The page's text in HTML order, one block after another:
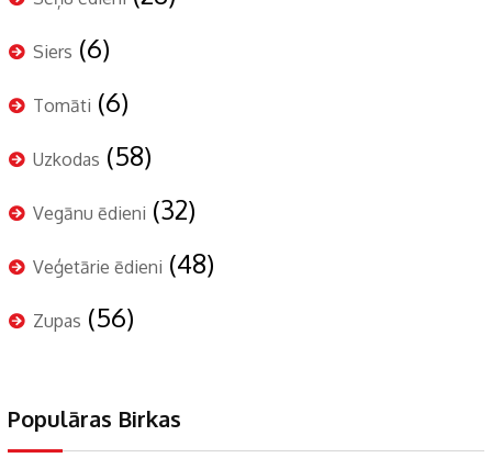
Siers (6)
Tomāti (6)
Uzkodas (58)
Vegānu ēdieni (32)
Veģetārie ēdieni (48)
Zupas (56)
Populāras Birkas